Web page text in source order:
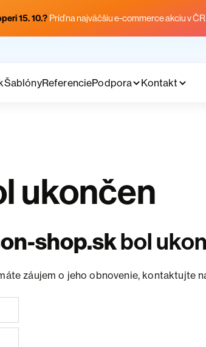
15. 10.? Príď na najväčšiu e-commerce akciu v
ŠablónyReferenciePodpora Kontakt
ukončen
shop.skbol
záujem o jeho obnovenie, kontaktujte